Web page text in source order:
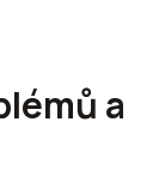
a